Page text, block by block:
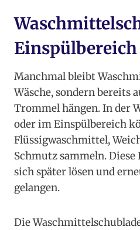
Einspülbereich
Manchmal bleibt
Wäsche, sondern bereits
Trommel hängen. In der
oder im Einspülbereich
Flüssigwaschmittel,
Schmutz sammeln.
sich später lösen und
gelangen.
Die